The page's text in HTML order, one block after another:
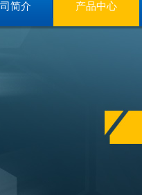
简介 产品中心